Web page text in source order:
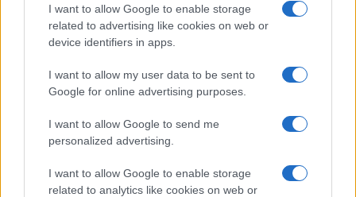
I want to allow Google to enable storage
related to advertising like cookies on web or
device identifiers in apps.
I want to allow my user data to be sent to
Google for online advertising purposes.
I want to allow Google to send me
personalized advertising.
I want to allow Google to enable storage
related to analytics like cookies on web or
Taylor szerint Trump Rudy Guiliani hatására
úgy gondolta, hogy a Biden család ukrajnai
ügyei nagyon károsak lehetnek a volt alelnök
2020-as kampányára. Ezért Taylor szerint
Trump azt hitte, információkat kaphat az
ukránoktól, amelyekkel ronthatja legnagyobb
ellenfele esélyeit: tehát az elnök a nyomozást
kérte a védelmi támogatásért cserébe.